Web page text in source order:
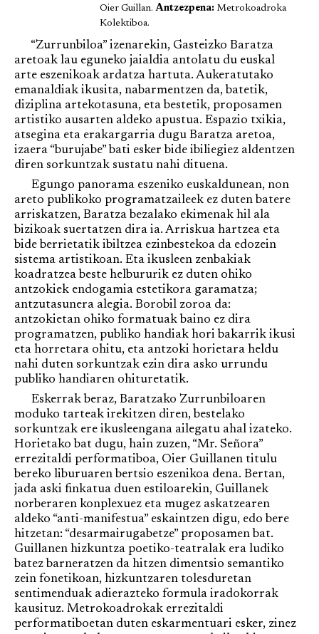
Oier Guillan. Antzezpena: Metrokoadroka
Kolektiboa.
“Zurrunbiloa” izenarekin, Gasteizko Baratza
aretoak lau eguneko jaialdia antolatu du euskal
arte eszenikoak ardatza hartuta. Aukeratutako
emanaldiak ikusita, nabarmentzen da, batetik,
diziplina artekotasuna, eta bestetik, proposamen
artistiko ausarten aldeko apustua. Espazio txikia,
atsegina eta erakargarria dugu Baratza aretoa,
izaera “burujabe” bati esker bide ibiliegiez aldentzen
diren sorkuntzak sustatu nahi dituena.
Egungo panorama eszeniko euskaldunean, non
areto publikoko programatzaileek ez duten batere
arriskatzen, Baratza bezalako ekimenak hil ala
bizikoak suertatzen dira ia. Arriskua hartzea eta
bide berrietatik ibiltzea ezinbestekoa da edozein
sistema artistikoan. Eta ikusleen zenbakiak
koadratzea beste helbururik ez duten ohiko
antzokiek endogamia estetikora garamatza;
antzutasunera alegia. Borobil zoroa da:
antzokietan ohiko formatuak baino ez dira
programatzen, publiko handiak hori bakarrik ikusi
eta horretara ohitu, eta antzoki horietara heldu
nahi duten sorkuntzak ezin dira asko urrundu
publiko handiaren ohituretatik.
Eskerrak beraz, Baratzako Zurrunbiloaren
moduko tarteak irekitzen diren, bestelako
sorkuntzak ere ikusleengana ailegatu ahal izateko.
Horietako bat dugu, hain zuzen, “Mr. Señora”
errezitaldi performatiboa, Oier Guillanen titulu
bereko liburuaren bertsio eszenikoa dena. Bertan,
jada aski finkatua duen estiloarekin, Guillanek
norberaren konplexuez eta mugez askatzearen
aldeko “anti-manifestua” eskaintzen digu, edo bere
hitzetan: “desarmairugabetze” proposamen bat.
Guillanen hizkuntza poetiko-teatralak era ludiko
batez barneratzen da hitzen dimentsio semantiko
zein fonetikoan, hizkuntzaren tolesduretan
sentimenduak adierazteko formula iradokorrak
kausituz. Metrokoadrokak errezitaldi
performatiboetan duten eskarmentuari esker, zinez